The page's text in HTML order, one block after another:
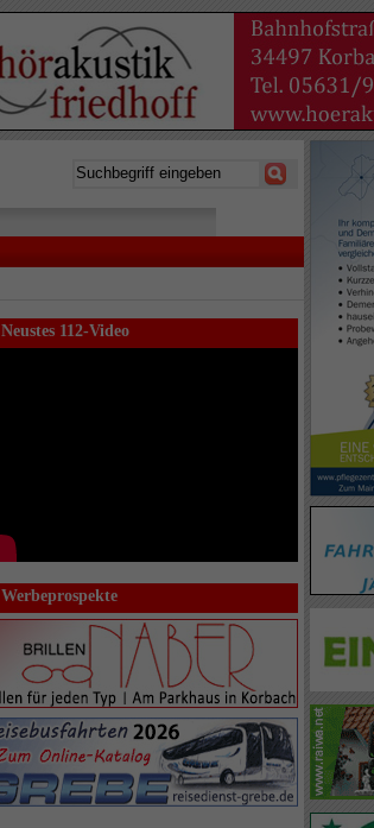
Neustes 112-Video
Werbeprospekte